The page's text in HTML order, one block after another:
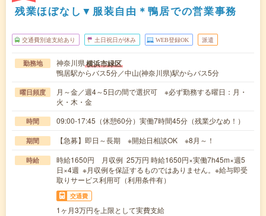
残業ほぼなし▼服装自由＊鴨居での営業事務
交通費別途支給あり 土日祝日が休み WEB登録OK 派遣
勤務地 神奈川県横浜市緑区
鴨居駅からバス5分／中山(神奈川県)駅からバス5分
曜日頻度
月～金／週4～5日の間で選択可 ※必ず勤務する曜日：月・
火・木・金
時間 09:00-17:45（休憩60分）実働7時間45分（残業少なめ！）
期間 【急募】即日～長期 ※開始日相談OK ※8月～！
時給
時給1650円 月収例 25万円 時給1650円×実働7h45m×週5
日×4週 ※月収例を保証するものではありません。※給与即受
取りサービス利用可（利用条件有）
交通費
1ヶ月3万円を上限として実費支給